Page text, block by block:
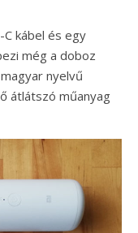
kábel és egy
még a doboz
nyelvű
átlátszó műanyag